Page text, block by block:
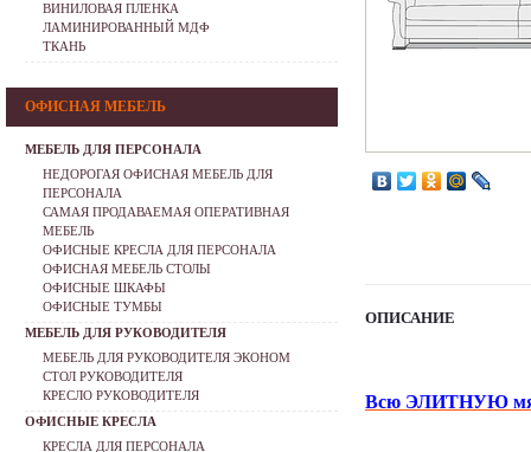
ОПИСАНИЕ
Всю ЭЛИТНУЮ
ВИНИЛОВАЯ ПЛЕНКА
ЛАМИНИРОВАННЫЙ МДФ
ТКАНЬ
ОФИСНАЯ МЕБЕЛЬ
МЕБЕЛЬ ДЛЯ ПЕРСОНАЛА
НЕДОРОГАЯ ОФИСНАЯ МЕБЕЛЬ ДЛЯ
ПЕРСОНАЛА
САМАЯ ПРОДАВАЕМАЯ ОПЕРАТИВНАЯ
МЕБЕЛЬ
ОФИСНЫЕ КРЕСЛА ДЛЯ ПЕРСОНАЛА
ОФИСНАЯ МЕБЕЛЬ СТОЛЫ
ОФИСНЫЕ ШКАФЫ
ОФИСНЫЕ ТУМБЫ
МЕБЕЛЬ ДЛЯ РУКОВОДИТЕЛЯ
МЕБЕЛЬ ДЛЯ РУКОВОДИТЕЛЯ ЭКОНОМ
СТОЛ РУКОВОДИТЕЛЯ
КРЕСЛО РУКОВОДИТЕЛЯ
ОФИСНЫЕ КРЕСЛА
КРЕСЛА ДЛЯ ПЕРСОНАЛА